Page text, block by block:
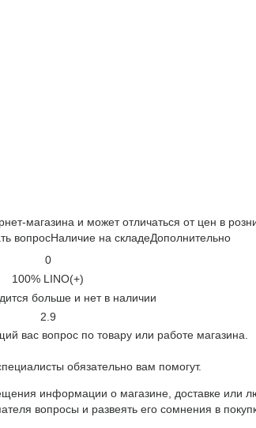
магазина и может отличаться от цен в
вопросНаличие на складеДополнительно
0
100% LINO(+)
больше и нет в наличии
2.9
вас вопрос по товару или работе магазина.
обязательно вам помогут.
информации о магазине, доставке или
вопросы и развеять его сомнения в